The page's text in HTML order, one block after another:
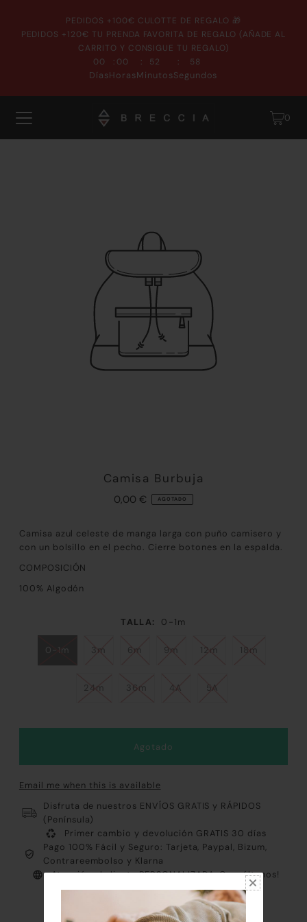
PEDIDOS +100€ CULOTTE DE REGALO 🎁
PEDIDOS +120€ TU PRENDA FAVORITA DE REGALO (AÑADE AL
CARRITO Y CONSIGUE TU REGALO)
00
Días
: 00
Horas
: 52
Minutos
: 58
Segundos
0
Camisa Burbuja
0,00 € AGOTADO
Camisa azul celeste de manga larga con puño camisero y
con un bolsillo en el pecho. Cierre botones en la espalda.
COMPOSICIÓN
100% Algodón
TALLA: 0-1m
0-1m 3m 6m 9m 12m 18m
24m 36m 4A 5A
Email me when this is available
Disfruta de nuestros ENVÍOS GRATIS y RÁPIDOS
(Península)
Primer cambio y devolución GRATIS 30 días
Pago 100% Fácil y Seguro: Tarjeta, Paypal, Bizum,
Contrareembolso y Klarna
Atención al cliente PERSONALIZADA ¡Consúltanos!
Envíos EXPRESS plazo de entrega 24 horas